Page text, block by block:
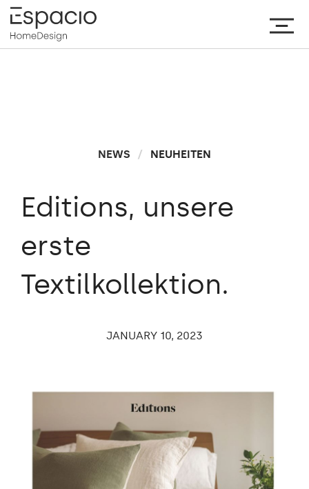
NEWS / NEUHEITEN
Editions, unsere
erste
Textilkollektion.
JANUARY 10, 2023